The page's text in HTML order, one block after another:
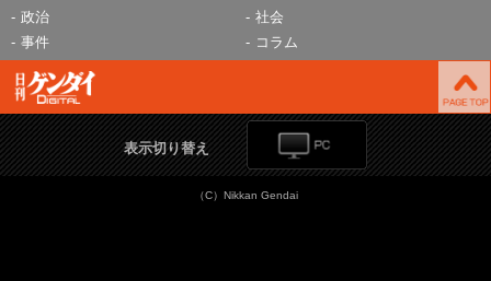
政治
社会
事件
コラム
表示切り替え
（C）Nikkan Gendai